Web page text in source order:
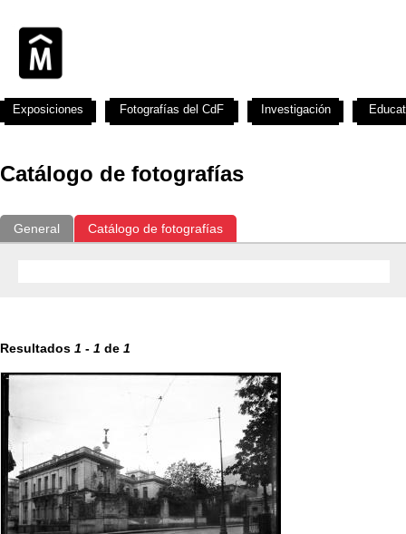
Catálogo de fotografías
General Catálogo de fotografías
Resultados 1 - 1 de 1
Exposiciones Fotografías del CdF Investigación